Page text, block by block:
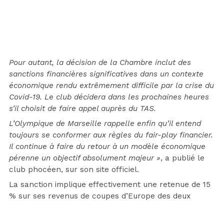
Pour autant, la décision de la Chambre inclut des
sanctions financières significatives dans un contexte
économique rendu extrêmement difficile par la crise du
Covid-19. Le club décidera dans les prochaines heures
s’il choisit de faire appel auprès du TAS.
L’Olympique de Marseille rappelle enfin qu’il entend
toujours se conformer aux règles du fair-play financier.
Il continue à faire du retour à un modèle économique
pérenne un objectif absolument majeur », a publié le
club phocéen, sur son site officiel.
La sanction implique effectivement une retenue de 15
% sur ses revenus de coupes d’Europe des deux